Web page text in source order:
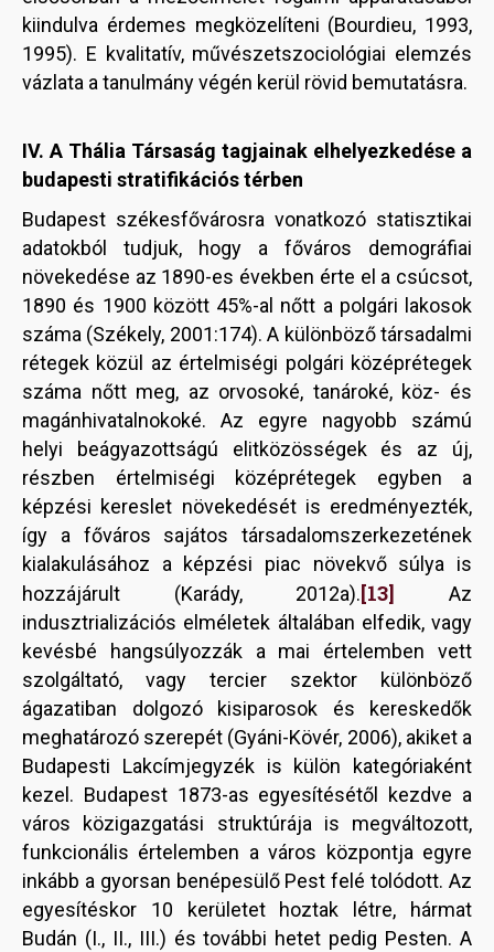
kiindulva érdemes megközelíteni (Bourdieu, 1993,
1995). E kvalitatív, művészetszociológiai elemzés
vázlata a tanulmány végén kerül rövid bemutatásra.
IV. A Thália Társaság tagjainak elhelyezkedése a
budapesti stratifikációs térben
Budapest székesfővárosra vonatkozó statisztikai
adatokból tudjuk, hogy a főváros demográfiai
növekedése az 1890-es években érte el a csúcsot,
1890 és 1900 között 45%-al nőtt a polgári lakosok
száma (Székely, 2001:174). A különböző társadalmi
rétegek közül az értelmiségi polgári középrétegek
száma nőtt meg, az orvosoké, tanároké, köz- és
magánhivatalnokoké. Az egyre nagyobb számú
helyi beágyazottságú elitközösségek és az új,
részben értelmiségi középrétegek egyben a
képzési kereslet növekedését is eredményezték,
így a főváros sajátos társadalomszerkezetének
kialakulásához a képzési piac növekvő súlya is
hozzájárult (Karády, 2012a).[13] Az
indusztrializációs elméletek általában elfedik, vagy
kevésbé hangsúlyozzák a mai értelemben vett
szolgáltató, vagy tercier szektor különböző
ágazatiban dolgozó kisiparosok és kereskedők
meghatározó szerepét (Gyáni-Kövér, 2006), akiket a
Budapesti Lakcímjegyzék is külön kategóriaként
kezel. Budapest 1873-as egyesítésétől kezdve a
város közigazgatási struktúrája is megváltozott,
funkcionális értelemben a város központja egyre
inkább a gyorsan benépesülő Pest felé tolódott. Az
egyesítéskor 10 kerületet hoztak létre, hármat
Budán (I., II., III.) és további hetet pedig Pesten. A